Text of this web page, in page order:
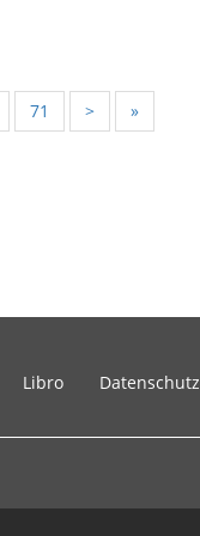
71 > »
Libro Datenschutz